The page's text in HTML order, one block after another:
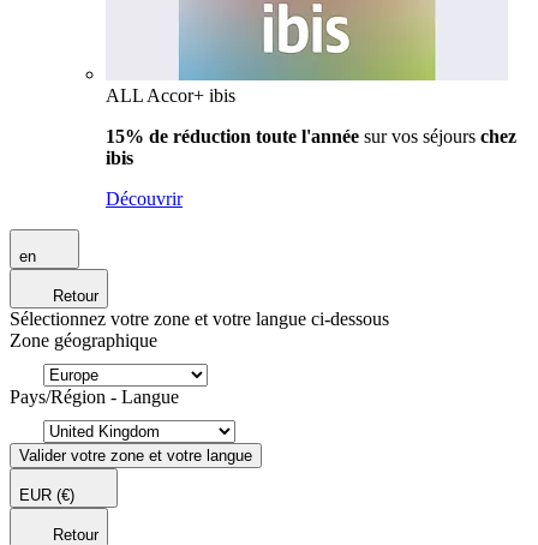
ALL Accor+ ibis
15% de réduction toute l'année sur vos séjours chez
ibis
Découvrir
en
Retour
Sélectionnez votre zone et votre langue ci-dessous
Zone géographique
Pays/Région - Langue
Valider votre zone et votre langue
EUR (€)
Retour